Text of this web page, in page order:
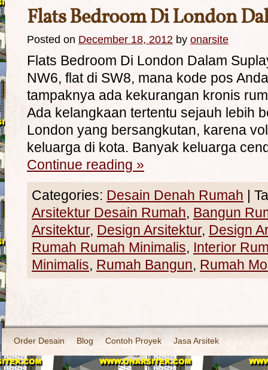
Flats Bedroom Di London
Posted on December 18, 2012 by onarsite
Flats Bedroom Di London Dalam
NW6, flat di SW8, mana kode pos
tampaknya ada kekurangan kronis
Ada kelangkaan tertentu sejauh lebih
London yang bersangkutan, karena
keluarga di kota. Banyak keluarga
Continue reading »
Categories: Desain Denah Rumah |
Arsitektur Desain Rumah, Bangun
Arsitektur, Design Arsitektur, Design
Rumah Rumah Minimalis, Interior
Minimalis, Rumah Bangun, Rumah
Order Desain Blog Contoh Proyek Jasa Arsitek